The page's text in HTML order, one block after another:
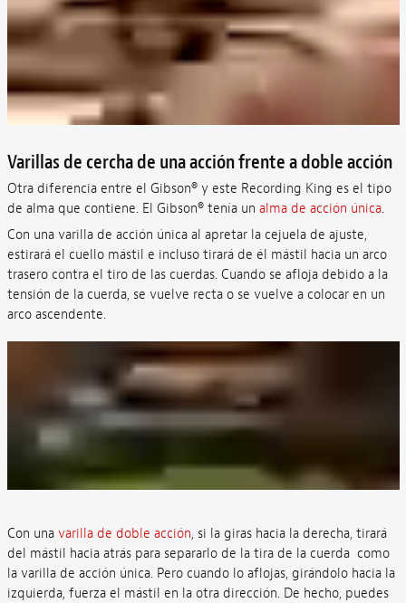
Varillas de cercha de una acción frente a doble acción
Otra diferencia entre el Gibson® y este Recording King es el tipo
de alma que contiene. El Gibson® tenía un alma de acción única.
Con una varilla de acción única al apretar la cejuela de ajuste,
estirará el cuello mástil e incluso tirará de él mástil hacia un arco
trasero contra el tiro de las cuerdas. Cuando se afloja debido a la
tensión de la cuerda, se vuelve recta o se vuelve a colocar en un
arco ascendente.
Con una varilla de doble acción, si la giras hacia la derecha, tirará
del mástil hacia atrás para separarlo de la tira de la cuerda como
la varilla de acción única. Pero cuando lo aflojas, girándolo hacia la
izquierda, fuerza el mástil en la otra dirección. De hecho, puedes